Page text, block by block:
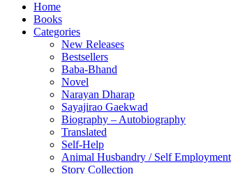
Home
Books
Categories
New Releases
Bestsellers
Baba-Bhand
Novel
Narayan Dharap
Sayajirao Gaekwad
Biography – Autobiography
Translated
Self-Help
Animal Husbandry / Self Employment
Story Collection